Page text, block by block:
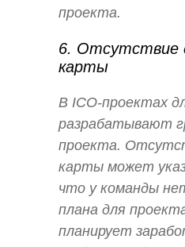
проекта.
6. Отсутствие
карты
В ICO-проектах
разрабатывают
проекта.
карты может
что у команды
плана для
планирует